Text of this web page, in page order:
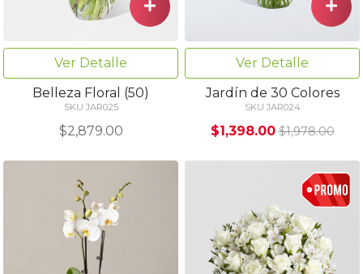
Ver Detalle
Belleza Floral (50)
SKU JAR025
$2,879.00
Ver Detalle
Jardín de 30 Colores
SKU JAR024
$1,398.00 $1,978.00